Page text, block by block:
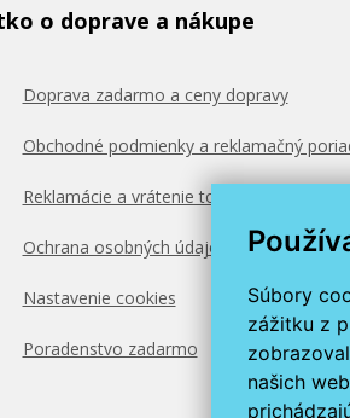
Súbory
zážitku z
našich
o doprave a nákupe
Doprava zadarmo a ceny dopravy
Obchodné podmienky a reklamačný
Reklamácie a vrátenie tovaru
Ochrana osobných údajov
Nastavenie cookies
Poradenstvo zadarmo